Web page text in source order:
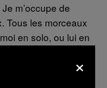
m’occupe de
Tous les morceaux
en solo, ou lui en
C’est un
que c’est là où on
×